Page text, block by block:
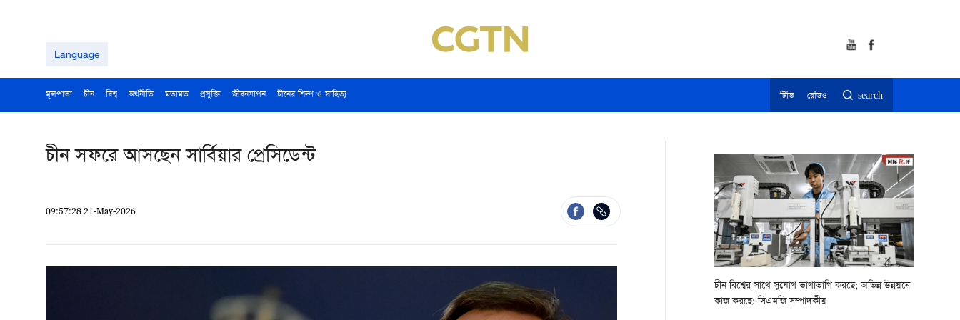
Language
মূলপাতা চীন বিশ্ব অর্থনীতি মতামত প্রযুক্তি জীবনযাপন চীনের শিল্প ও সাহিত্য টিভি রেডিও search
চীন সফরে আসছেন সার্বিয়ার প্রেসিডেন্ট
09:57:28 21-May-2026
চীন বিশ্বের সাথে সুযোগ ভাগাভাগি করছে; অভিন্ন উন্নয়নে
কাজ করছে: সিএমজি সম্পাদকীয়